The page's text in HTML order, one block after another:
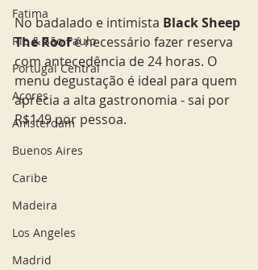
Fatima
Rio & São Paulo
Portugal Central
Açores
Amsterdam
Buenos Aires
Caribe
Madeira
Los Angeles
Madrid
No badalado e intimista Black Sheep
The Roof é necessário fazer reserva
com antecedência de 24 horas. O
menu degustação é ideal para quem
aprecia a alta gastronomia - sai por
R$149 por pessoa.